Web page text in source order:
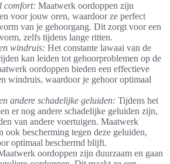
comfort: Maatwerk oordoppen zijn
voor jouw oren, waardoor ze perfect
van je gehoorgang. Dit zorgt voor een
zelfs tijdens lange ritten.
windruis: Het constante lawaai van de
kan leiden tot gehoorproblemen op de
oordoppen bieden een effectieve
windruis, waardoor je gehoor optimaal
andere schadelijke geluiden: Tijdens het
er nog andere schadelijke geluiden zijn,
van andere voertuigen. Maatwerk
ook bescherming tegen deze geluiden,
optimaal beschermd blijft.
oordoppen zijn duurzaam en gaan